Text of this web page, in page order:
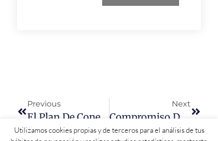
Previous Next
Compromiso De Los Parlamentarios Del PSOE De Salamanca Para Que La Escuela De Policía Sea Un Centro Adscrito A La USAL.
Utilizamos cookies propias y de terceros para el análisis de tus